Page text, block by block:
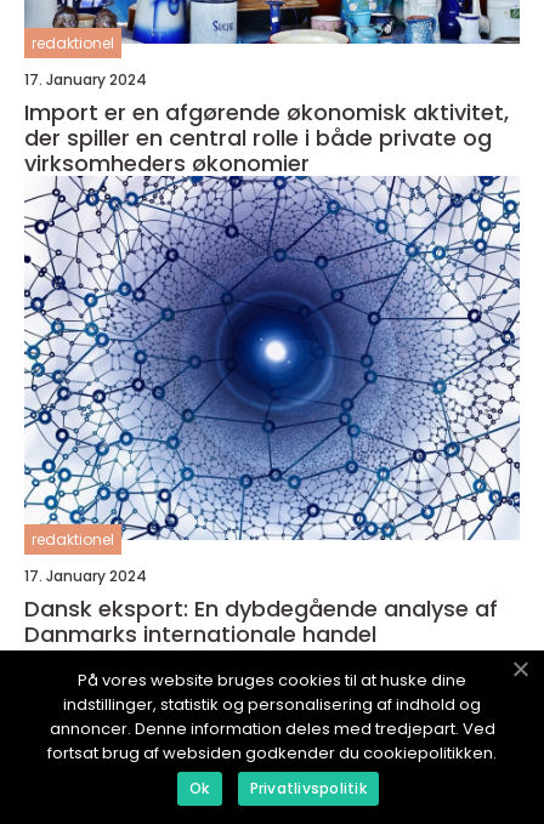
redaktionel
17. January 2024
Import er en afgørende økonomisk aktivitet,
der spiller en central rolle i både private og
virksomheders økonomier
redaktionel
17. January 2024
Dansk eksport: En dybdegående analyse af
Danmarks internationale handel
FORRETNINGSMAGASINET.
På vores website bruges cookies til at huske dine
indstillinger, statistik og personalisering af indhold og
annoncer. Denne information deles med tredjepart. Ved
fortsat brug af websiden godkender du cookiepolitikken.
Ok Privatlivspolitik